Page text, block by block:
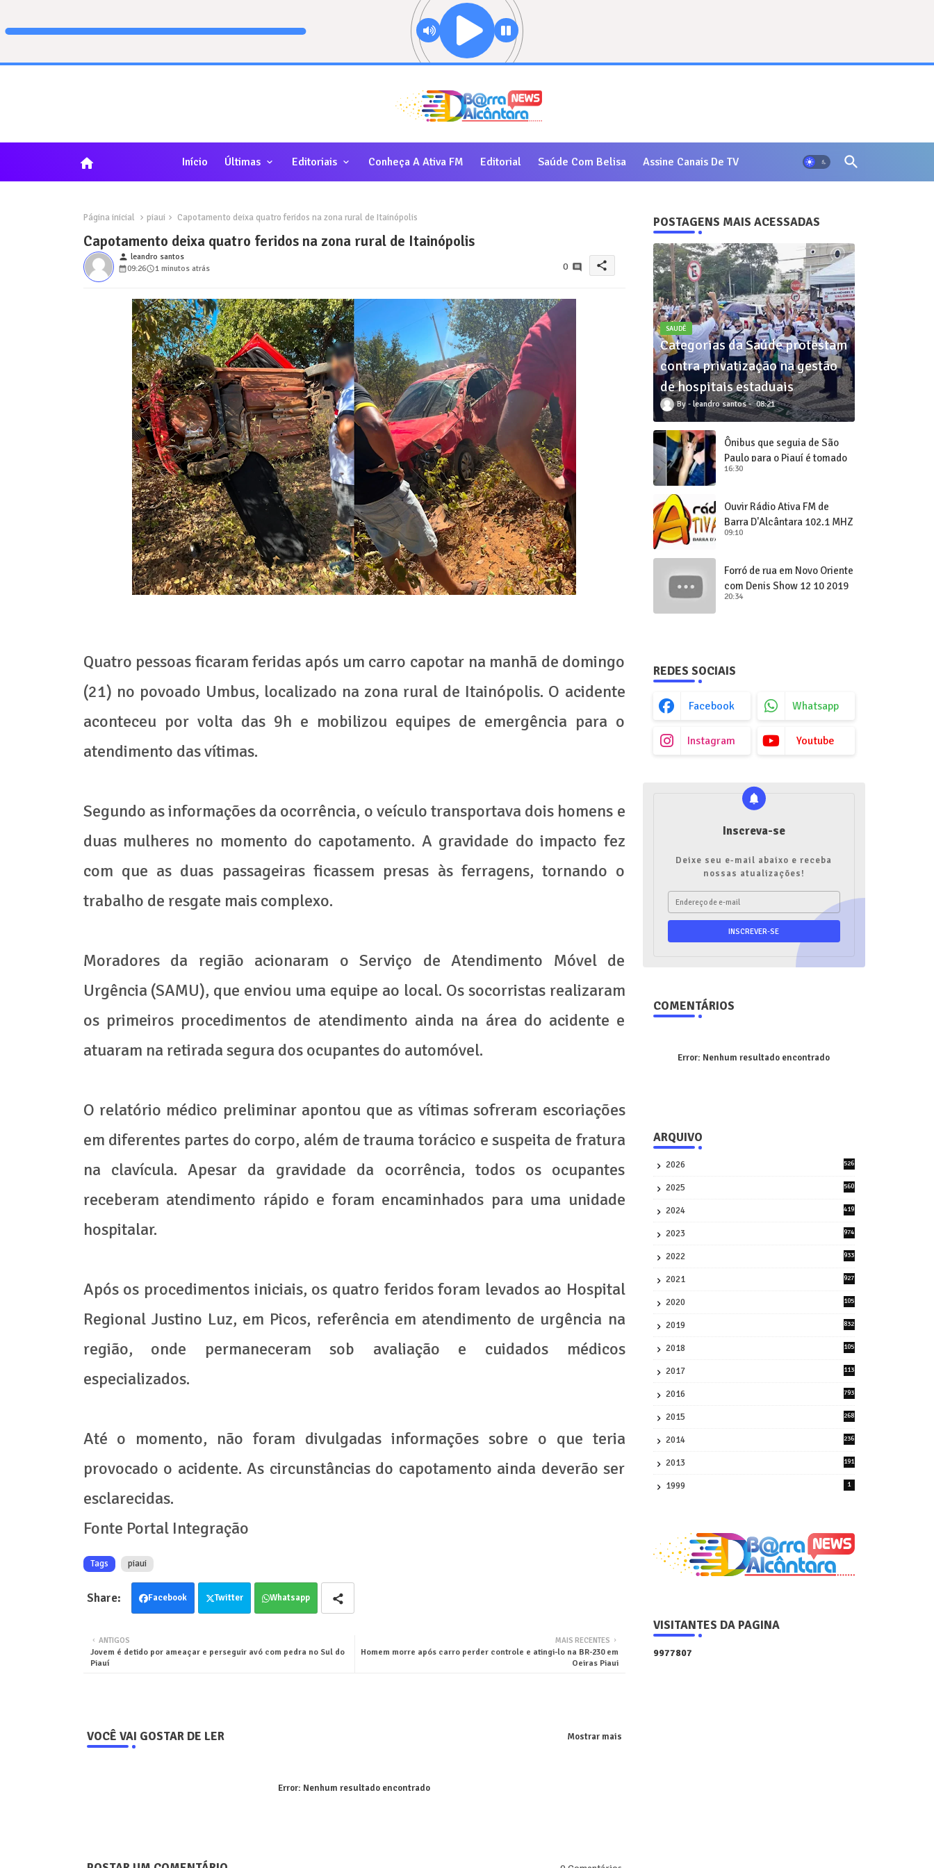
home Início Últimas Editoriais Conheça A Ativa FM Editorial Saúde Com Belisa Assine Canais De TV
Página inicial piaui Capotamento deixa quatro feridos na zona rural de Itainópolis
Capotamento deixa quatro feridos na zona rural de Itainópolis
person leandro santos
09:26
1 minutos atrás 0 share
Quatro pessoas ficaram feridas após um carro capotar na manhã de domingo
(21) no povoado Umbus, localizado na zona rural de Itainópolis. O acidente
aconteceu por volta das 9h e mobilizou equipes de emergência para o
atendimento das vítimas.
Segundo as informações da ocorrência, o veículo transportava dois homens e
duas mulheres no momento do capotamento. A gravidade do impacto fez
com que as duas passageiras ficassem presas às ferragens, tornando o
trabalho de resgate mais complexo.
Moradores da região acionaram o Serviço de Atendimento Móvel de
Urgência (SAMU), que enviou uma equipe ao local. Os socorristas realizaram
os primeiros procedimentos de atendimento ainda na área do acidente e
atuaram na retirada segura dos ocupantes do automóvel.
O relatório médico preliminar apontou que as vítimas sofreram escoriações
em diferentes partes do corpo, além de trauma torácico e suspeita de fratura
na clavícula. Apesar da gravidade da ocorrência, todos os ocupantes
receberam atendimento rápido e foram encaminhados para uma unidade
hospitalar.
Após os procedimentos iniciais, os quatro feridos foram levados ao Hospital
Regional Justino Luz, em Picos, referência em atendimento de urgência na
região, onde permaneceram sob avaliação e cuidados médicos
especializados.
Até o momento, não foram divulgadas informações sobre o que teria
provocado o acidente. As circunstâncias do capotamento ainda deverão ser
esclarecidas.
Fonte Portal Integração
Tags piaui
Facebook Twitter Whatsapp
MAIS RECENTES
Homem morre após carro perder controle e atingi-lo na BR-230 em
Oeiras Piaui
ANTIGOS
Jovem é detido por ameaçar e perseguir avó com pedra no Sul do
Piauí
VOCÊ VAI GOSTAR DE LER Mostrar mais
Error: Nenhum resultado encontrado
POSTAGENS MAIS ACESSADAS
SAUDÊ
Categorias da Saúde protestam
contra privatização na gestão
de hospitais estaduais
leandro santos 08:21
Ônibus que seguia de São
Paulo para o Piauí é tomado
de assalto
16:30
Ouvir Rádio Ativa FM de
Barra D'Alcântara 102,1 MHZ
09:10
Forró de rua em Novo Oriente
com Denis Show 12 10 2019
20:34
REDES SOCIAIS
Facebook Whatsapp
Instagram Youtube
Inscreva-se
Deixe seu e-mail abaixo e receba
nossas atualizações!
COMENTÁRIOS
Error: Nenhum resultado encontrado
ARQUIVO
2026
526
2025
560
2024
419
2023
974
2022
933
2021
927
2020
105
2019
832
2018
105
2017
113
2016
793
2015
268
2014
236
2013
191
1999 1
VISITANTES DA PAGINA
9977807